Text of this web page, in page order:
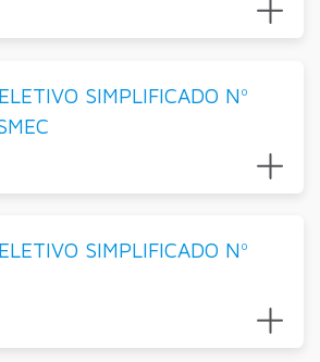
SIMPLIFICADO Nº
SIMPLIFICADO Nº